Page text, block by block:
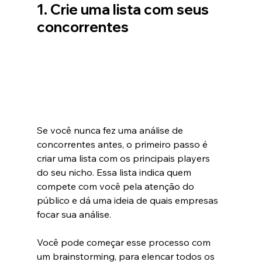
1. Crie uma lista com seus
concorrentes
Se você nunca fez uma análise de
concorrentes antes, o primeiro passo é
criar uma lista com os principais players
do seu nicho. Essa lista indica quem
compete com você pela atenção do
público e dá uma ideia de quais empresas
focar sua análise.
Você pode começar esse processo com
um brainstorming, para elencar todos os